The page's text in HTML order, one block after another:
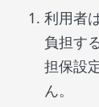
利用者
負担す
担保設
ん。